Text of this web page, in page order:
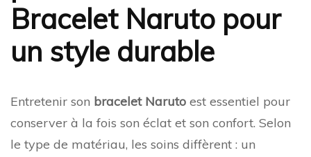
Bracelet Naruto pour
un style durable
Entretenir son bracelet Naruto est essentiel pour
conserver à la fois son éclat et son confort. Selon
le type de matériau, les soins diffèrent : un